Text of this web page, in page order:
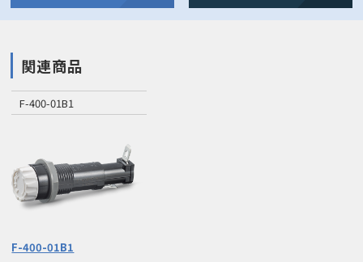
関連商品
F-400-01B1
F-400-01B1